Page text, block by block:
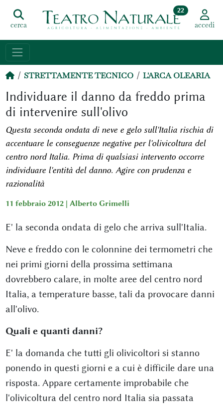
cerca
22
accedi
STRETTAMENTE TECNICO L'ARCA OLEARIA
Individuare il danno da freddo prima
di intervenire sull'olivo
Questa seconda ondata di neve e gelo sull'Italia rischia di
accentuare le conseguenze negative per l'olivicoltura del
centro nord Italia. Prima di qualsiasi intervento occorre
individuare l'entità del danno. Agire con prudenza e
razionalità
11 febbraio 2012 | Alberto Grimelli
E' la seconda ondata di gelo che arriva sull'Italia.
Neve e freddo con le colonnine dei termometri che
nei primi giorni della prossima settimana
dovrebbero calare, in molte aree del centro nord
Italia, a temperature basse, tali da provocare danni
all'olivo.
Quali e quanti danni?
E' la domanda che tutti gli olivicoltori si stanno
ponendo in questi giorni e a cui è difficile dare una
risposta. Appare certamente improbabile che
l'olivicoltura del centro nord Italia sia passata